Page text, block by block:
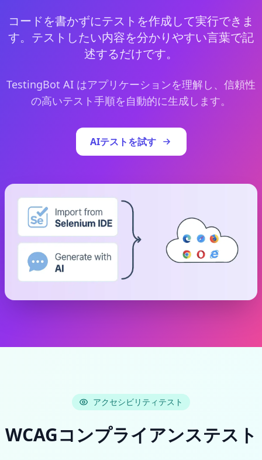
コードを書かずにテストを作成して実行できま
す。テストしたい内容を分かりやすい言葉で記
述するだけです。
TestingBot AI はアプリケーションを理解し、信頼性
の高いテスト手順を自動的に生成します。
AIテストを試す
アクセシビリティテスト
WCAGコンプライアンステスト